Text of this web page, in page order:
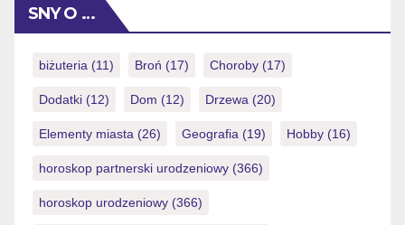
SNY O …
biżuteria (11) Broń (17) Choroby (17)
Dodatki (12) Dom (12) Drzewa (20)
Elementy miasta (26) Geografia (19) Hobby (16)
horoskop partnerski urodzeniowy (366)
horoskop urodzeniowy (366)